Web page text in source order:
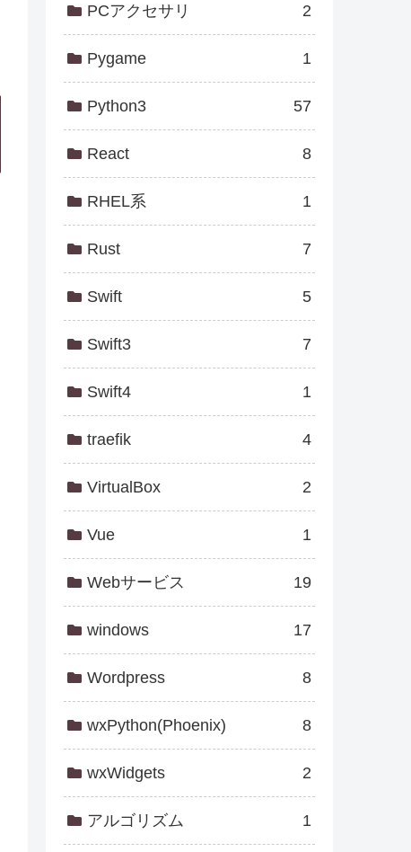
PCアクセサリ 2
Pygame 1
Python3 57
React 8
RHEL系 1
Rust 7
Swift 5
Swift3 7
Swift4 1
traefik 4
VirtualBox 2
Vue 1
Webサービス 19
windows 17
Wordpress 8
wxPython(Phoenix) 8
wxWidgets 2
アルゴリズム 1